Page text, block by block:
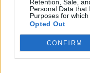
Retention, Sale,
Personal Data that
Purposes for which
Opted Out
CONFIRM